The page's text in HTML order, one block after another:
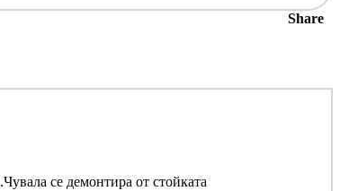
Share
се демонтира от стойката